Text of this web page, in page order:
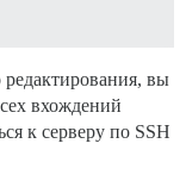
вы
вхождений
к серверу по SSH